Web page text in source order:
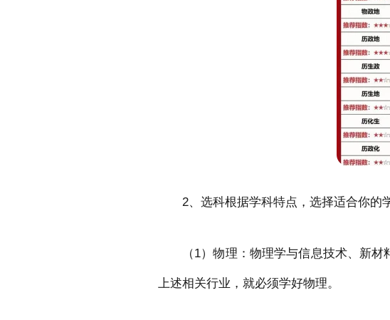
2、选科根据学科特点，选择适合你的
（1）物理：物理学与信息技术、新
上述相关行业，就必须学好物理。